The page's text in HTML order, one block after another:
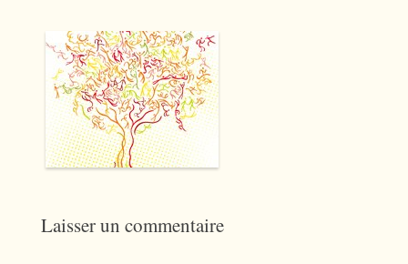
Laisser un commentaire